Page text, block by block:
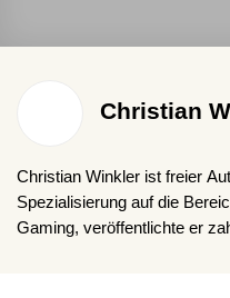
Christian
Christian Winkler ist freier
Spezialisierung auf die
Gaming, veröffentlichte er